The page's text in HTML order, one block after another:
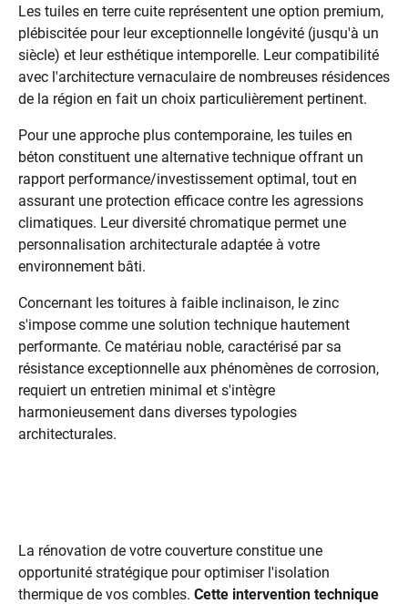
Les tuiles en terre cuite représentent une option premium,
plébiscitée pour leur exceptionnelle longévité (jusqu'à un
siècle) et leur esthétique intemporelle. Leur compatibilité
avec l'architecture vernaculaire de nombreuses résidences
de la région en fait un choix particulièrement pertinent.
Pour une approche plus contemporaine, les tuiles en
béton constituent une alternative technique offrant un
rapport performance/investissement optimal, tout en
assurant une protection efficace contre les agressions
climatiques. Leur diversité chromatique permet une
personnalisation architecturale adaptée à votre
environnement bâti.
Concernant les toitures à faible inclinaison, le zinc
s'impose comme une solution technique hautement
performante. Ce matériau noble, caractérisé par sa
résistance exceptionnelle aux phénomènes de corrosion,
requiert un entretien minimal et s'intègre
harmonieusement dans diverses typologies
architecturales.
La rénovation de votre couverture constitue une
opportunité stratégique pour optimiser l'isolation
thermique de vos combles. Cette intervention technique